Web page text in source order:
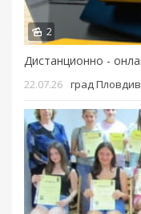
2
22.07.26 град Пловдив